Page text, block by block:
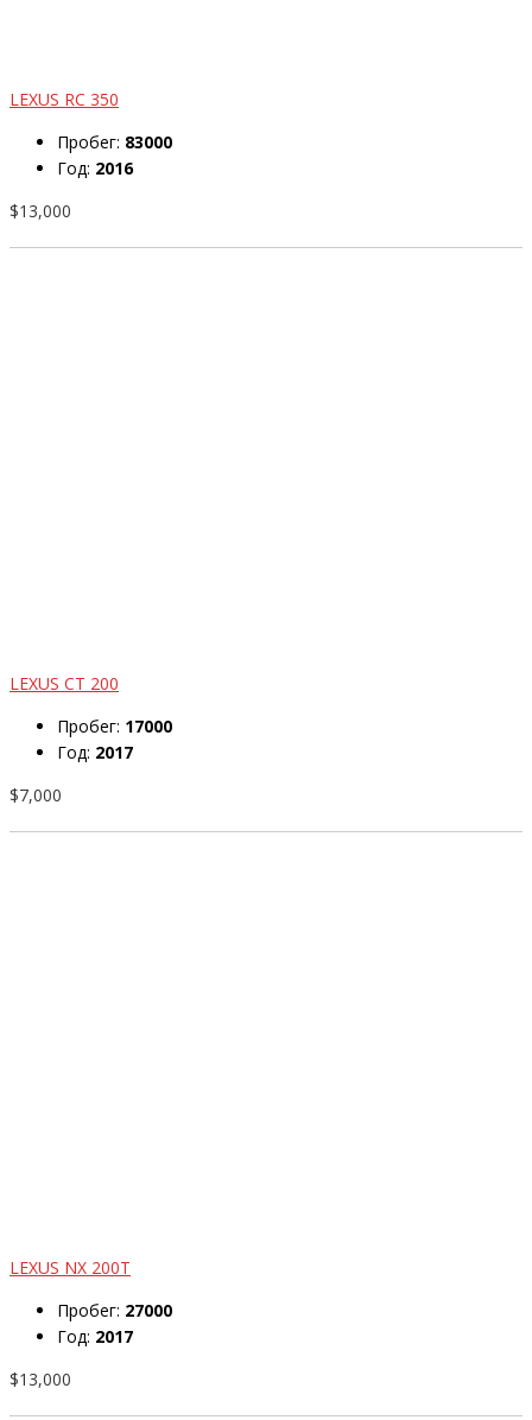
LEXUS RC 350
Пробег: 83000
Год: 2016
$13,000
LEXUS CT 200
Пробег: 17000
Год: 2017
$7,000
LEXUS NX 200T
Пробег: 27000
Год: 2017
$13,000